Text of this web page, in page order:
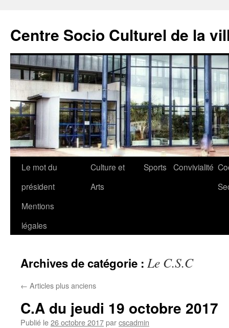
contenu
Centre Socio Culturel de la
Le mot du
président
Culture et
Arts
Sports Convivialité
Mentions
légales
Archives de catégorie : Le C.S.C
← Articles plus anciens
C.A du jeudi 19 octobre 2017
Publié le26 octobre 2017parcscadmin